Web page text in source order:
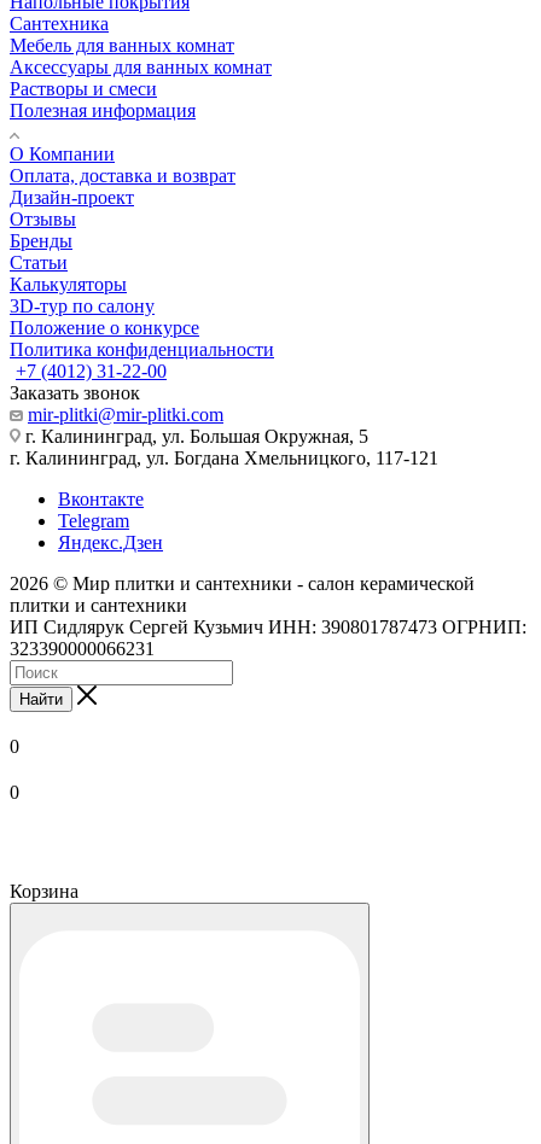
Сантехника
Мебель для ванных комнат
Аксессуары для ванных комнат
Растворы и смеси
Полезная информация
О Компании
Оплата, доставка и возврат
Дизайн-проект
Отзывы
Бренды
Статьи
Калькуляторы
3D-тур по салону
Положение о конкурсе
Политика конфиденциальности
+7 (4012) 31-22-00
Заказать звонок
mir-plitki@mir-plitki.com
г. Калининград, ул. Большая Окружная, 5
г. Калининград, ул. Богдана Хмельницкого, 117-121
Вконтакте
Telegram
Яндекс.Дзен
2026 © Мир плитки и сантехники - салон керамической
плитки и сантехники
ИП Сидлярук Сергей Кузьмич ИНН: 390801787473 ОГРНИП:
323390000066231
Найти
0
0
Корзина